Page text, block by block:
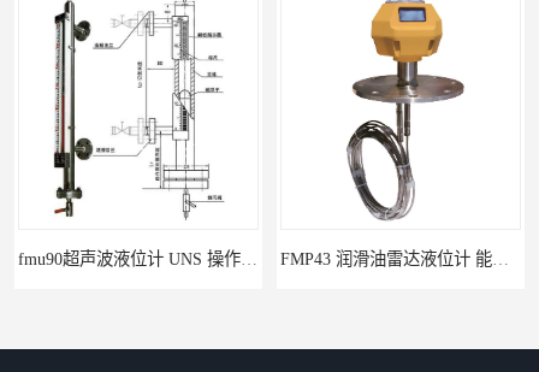
fmu90超声波液位计 UNS 操作简单 FMP43 润滑油雷达液位计 能够提供定制服务